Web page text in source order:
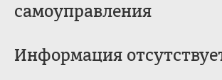
самоуправления
Информация